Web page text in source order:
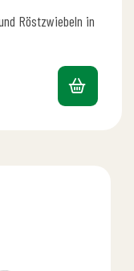
Röstzwiebeln in